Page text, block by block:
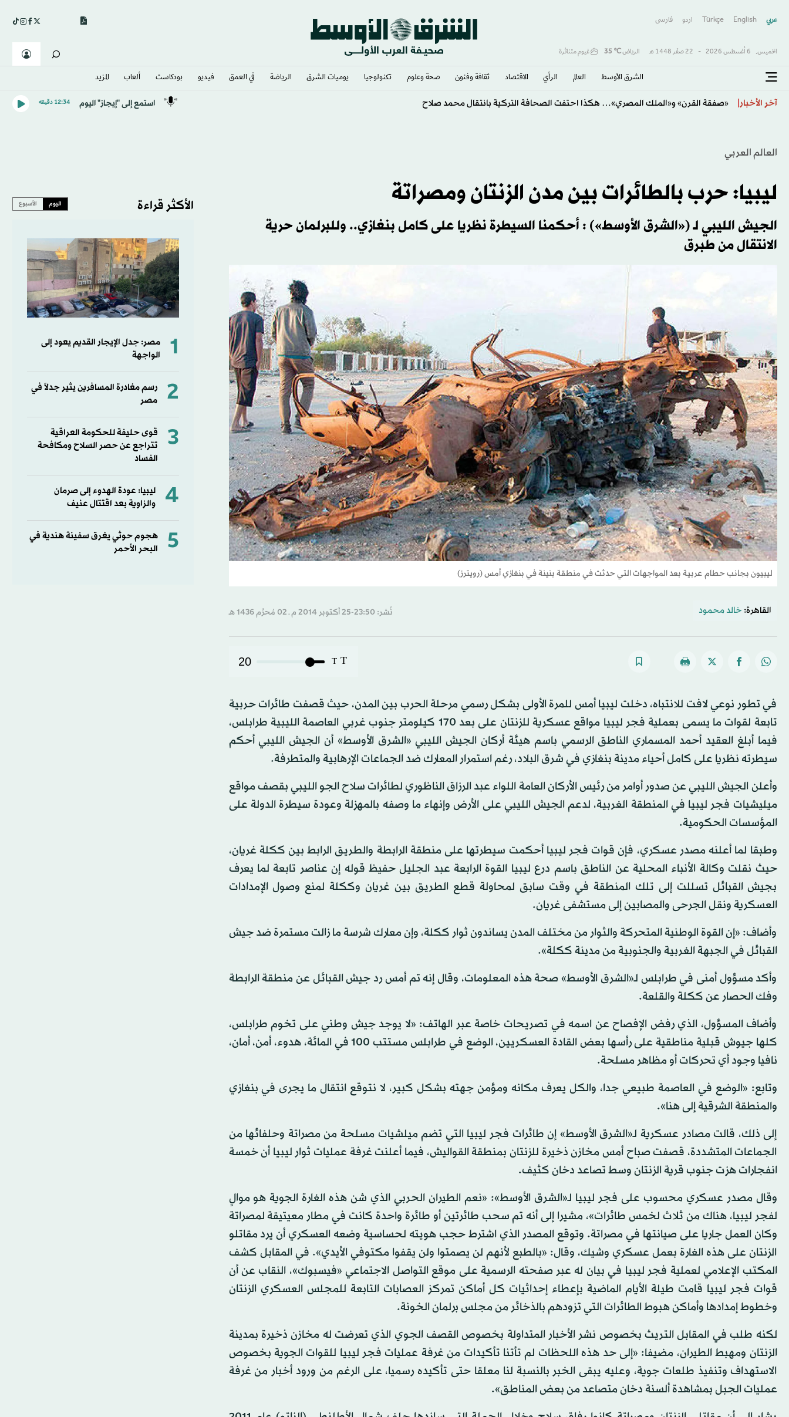
عربي English
Türkçe اردو فارسى
الخميس, 6 أغسطس 2026 - 22 صفَر 1448 هـ الرياض℃
35 غيوم متناثرة
الشرق الأوسط​ العالم الرأي الاقتصاد ثقافة وفنون صحة وعلوم تكنولوجيا يوميات الشرق​ الرياضة في العمق فيديو بودكاست ألعاب المزيد
آخر الأخبار يايسله يودّع الأهلي برسالة مؤثرة بعد ثلاثة مواسم حافلة بالإنجازات استمع إلى "إيجاز" اليوم 12:34 دقيقه
العالم العربي
ليبيا: حرب بالطائرات بين مدن الزنتان ومصراتة
الجيش الليبي لـ («الشرق الأوسط») : أحكمنا السيطرة نظريا على كامل بنغازي.. وللبرلمان حرية
الانتقال من طبرق
ليبيون بجانب حطام عربية بعد المواجهات التي حدثت في منطقة بنينة في بنغازي أمس (رويترز)
القاهرة: خالد محمود نُشر: 23:50-25 أكتوبر 2014 م ـ 02 مُحرَّم 1436 هـ
T
T
20
في تطور نوعي لافت للانتباه، دخلت ليبيا أمس للمرة الأولى بشكل رسمي مرحلة الحرب بين المدن، حيث قصفت طائرات حربية
تابعة لقوات ما يسمى بعملية فجر ليبيا مواقع عسكرية للزنتان على بعد 170 كيلومتر جنوب غربي العاصمة الليبية طرابلس،
فيما أبلغ العقيد أحمد المسماري الناطق الرسمي باسم هيئة أركان الجيش الليبي «الشرق الأوسط» أن الجيش الليبي أحكم
سيطرته نظريا على كامل أحياء مدينة بنغازي في شرق البلاد، رغم استمرار المعارك ضد الجماعات الإرهابية والمتطرفة.
وأعلن الجيش الليبي عن صدور أوامر من رئيس الأركان العامة اللواء عبد الرزاق الناظوري لطائرات سلاح الجو الليبي بقصف مواقع
ميليشيات فجر ليبيا في المنطقة الغربية، لدعم الجيش الليبي على الأرض وإنهاء ما وصفه بالمهزلة وعودة سيطرة الدولة على
المؤسسات الحكومية.
وطبقا لما أعلنه مصدر عسكري، فإن قوات فجر ليبيا أحكمت سيطرتها على منطقة الرابطة والطريق الرابط بين ككلة غريان،
حيث نقلت وكالة الأنباء المحلية عن الناطق باسم درع ليبيا القوة الرابعة عبد الجليل حفيظ قوله إن عناصر تابعة لما يعرف
بجيش القبائل تسللت إلى تلك المنطقة في وقت سابق لمحاولة قطع الطريق بين غريان وككلة لمنع وصول الإمدادات
العسكرية ونقل الجرحى والمصابين إلى مستشفى غريان.
وأضاف: «إن القوة الوطنية المتحركة والثوار من مختلف المدن يساندون ثوار ككلة، وإن معارك شرسة ما زالت مستمرة ضد جيش
القبائل في الجبهة الغربية والجنوبية من مدينة ككلة».
وأكد مسؤول أمنى في طرابلس لـ«الشرق الأوسط» صحة هذه المعلومات، وقال إنه تم أمس رد جيش القبائل عن منطقة الرابطة
وفك الحصار عن ككلة والقلعة.
وأضاف المسؤول، الذي رفض الإفصاح عن اسمه في تصريحات خاصة عبر الهاتف: «لا يوجد جيش وطني على تخوم طرابلس،
كلها جيوش قبلية مناطقية على رأسها بعض القادة العسكريين، الوضع في طرابلس مستتب 100 في المائة، هدوء، أمن، أمان،
نافيا وجود أي تحركات أو مظاهر مسلحة.
وتابع: «الوضع في العاصمة طبيعي جدا، والكل يعرف مكانه ومؤمن جهته بشكل كبير، لا نتوقع انتقال ما يجرى في بنغازي
والمنطقة الشرقية إلى هنا».
إلى ذلك، قالت مصادر عسكرية لـ«الشرق الأوسط» إن طائرات فجر ليبيا التي تضم ميلشيات مسلحة من مصراتة وحلفائها من
الجماعات المتشددة، قصفت صباح أمس مخازن ذخيرة للزنتان بمنطقة القواليش، فيما أعلنت غرفة عمليات ثوار ليبيا أن خمسة
انفجارات هزت جنوب قرية الزنتان وسط تصاعد دخان كثيف.
وقال مصدر عسكري محسوب على فجر ليبيا لـ«الشرق الأوسط»: «نعم الطيران الحربي الذي شن هذه الغارة الجوية هو موالٍ
لفجر ليبيا، هناك من ثلاث لخمس طائرات»، مشيرا إلى أنه تم سحب طائرتين أو طائرة واحدة كانت في مطار معيتيقة لمصراتة
وكان العمل جاريا على صيانتها في مصراتة. وتوقع المصدر الذي اشترط حجب هويته لحساسية وضعه العسكري أن يرد مقاتلو
الزنتان على هذه الغارة بعمل عسكري وشيك، وقال: «بالطبع لأنهم لن يصمتوا ولن يقفوا مكتوفي الأيدي». في المقابل كشف
المكتب الإعلامي لعملية فجر ليبيا في بيان له عبر صفحته الرسمية على موقع التواصل الاجتماعي «فيسبوك»، النقاب عن أن
قوات فجر ليبيا قامت طيلة الأيام الماضية بإعطاء إحداثيات كل أماكن تمركز العصابات التابعة للمجلس العسكري الزنتان
وخطوط إمدادها وأماكن هبوط الطائرات التي تزودهم بالذخائر من مجلس برلمان الخونة.
لكنه طلب في المقابل التريث بخصوص نشر الأخبار المتداولة بخصوص القصف الجوي الذي تعرضت له مخازن ذخيرة بمدينة
الزنتان ومهبط الطيران، مضيفا: «إلى حد هذه اللحظات لم تأتنا تأكيدات من غرفة عمليات فجر ليبيا للقوات الجوية بخصوص
الاستهداف وتنفيذ طلعات جوية، وعليه يبقى الخبر بالنسبة لنا معلقا حتى تأكيده رسميا، على الرغم من ورود أخبار من غرفة
عمليات الجبل بمشاهدة ألسنة دخان متصاعد من بعض المناطق».
الأكثر قراءة اليوم الأسبوع
1
مصر: جدل الإيجار القديم يعود إلى
الواجهة
2
رسم مغادرة المسافرين يثير جدلاً في
مصر
3
قوى حليفة للحكومة العراقية
تتراجع عن حصر السلاح ومكافحة
الفساد
4
ليبيا: عودة الهدوء إلى صرمان
والزاوية بعد اقتتال عنيف
5
هجوم حوثي يغرق سفينة هندية في
البحر الأحمر